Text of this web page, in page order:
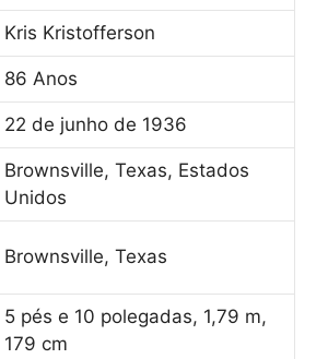
Kris Kristofferson
86 Anos
22 de junho de 1936
Brownsville, Texas, Estados
Unidos
Brownsville, Texas
5 pés e 10 polegadas, 1,79 m,
179 cm